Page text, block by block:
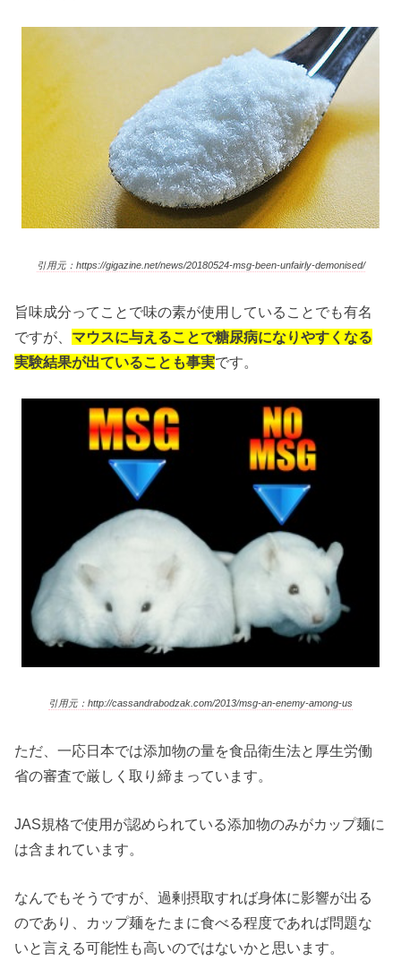
引用元：https://gigazine.net/news/20180524-msg-been-unfairly-demonised/
旨味成分ってことで味の素が使用していることでも有名
ですが、 マウスに与えることで糖尿病になりやすくなる
実験結果が出ていることも事実です。
引用元：http://cassandrabodzak.com/2013/msg-an-enemy-among-us
ただ、一応日本では添加物の量を食品衛生法と厚生労働
省の審査で厳しく取り締まっています。
JAS規格で使用が認められている添加物のみがカップ麺に
は含まれています。
なんでもそうですが、過剰摂取すれば身体に影響が出る
のであり、カップ麺をたまに食べる程度であれば問題な
いと言える可能性も高いのではないかと思います。